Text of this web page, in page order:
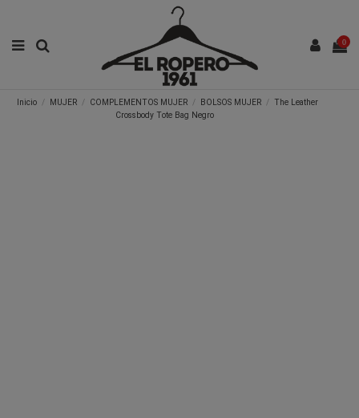
0
Inicio MUJER COMPLEMENTOS MUJER BOLSOS MUJER
The Leather
Crossbody Tote Bag Negro